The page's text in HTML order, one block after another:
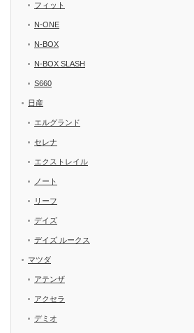
フィット
N-ONE
N-BOX
N-BOX SLASH
S660
日産
エルグランド
セレナ
エクストレイル
ノート
リーフ
デイズ
デイズ ルークス
マツダ
アテンザ
アクセラ
デミオ